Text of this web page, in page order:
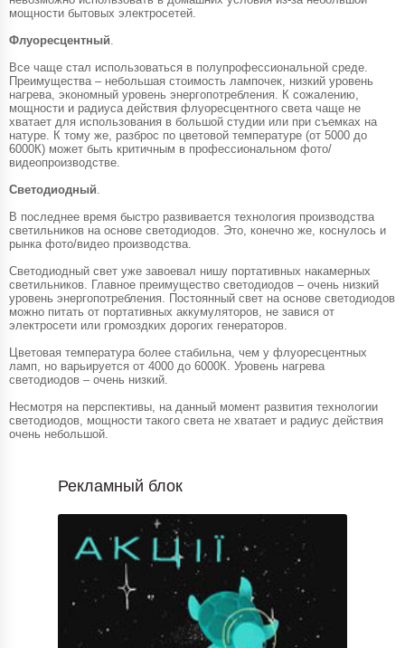
мощности бытовых электросетей.
Флуоресцентный
Все чаще стал использоваться в полупрофессиональной среде.
Преимущества – небольшая стоимость лампочек, низкий уровень
нагрева, экономный уровень энергопотребления. К сожалению,
мощности и радиуса действия флуоресцентного света чаще не
хватает для использования в большой студии или при съемках на
натуре. К тому же, разброс по цветовой температуре (от 5000 до
6000К) может быть критичным в профессиональном фото/
видеопроизводстве.
Светодиодный
В последнее время быстро развивается технология производства
светильников на основе светодиодов. Это, конечно же, коснулось и
рынка фото/видео производства.
Светодиодный свет уже завоевал нишу портативных накамерных
светильников. Главное преимущество светодиодов – очень низкий
уровень энергопотребления. Постоянный свет на основе светодиодов
можно питать от портативных аккумуляторов, не завися от
электросети или громоздких дорогих генераторов.
Цветовая температура более стабильна, чем у флуоресцентных
ламп, но варьируется от 4000 до 6000К. Уровень нагрева
светодиодов – очень низкий.
Несмотря на перспективы, на данный момент развития технологии
светодиодов, мощности такого света не хватает и радиус действия
очень небольшой.
Рекламный блок